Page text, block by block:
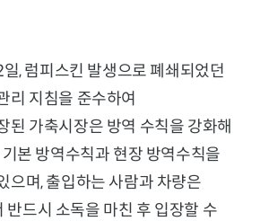
, 럼피스킨 발생으로 폐쇄되었던
리 지침을 준수하여
된 가축시장은 방역 수칙을 강화해
본 방역수칙과 현장 방역수칙을
으며, 출입하는 사람과 차량은
반드시 소독을 마친 후 입장할 수